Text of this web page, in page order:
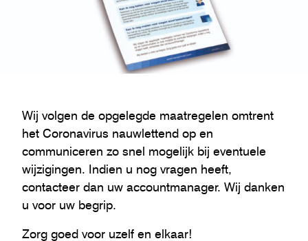
Wij volgen de opgelegde maatregelen omtrent
het Coronavirus nauwlettend op en
communiceren zo snel mogelijk bij eventuele
wijzigingen. Indien u nog vragen heeft,
contacteer dan uw accountmanager. Wij danken
u voor uw begrip.
Zorg goed voor uzelf en elkaar!